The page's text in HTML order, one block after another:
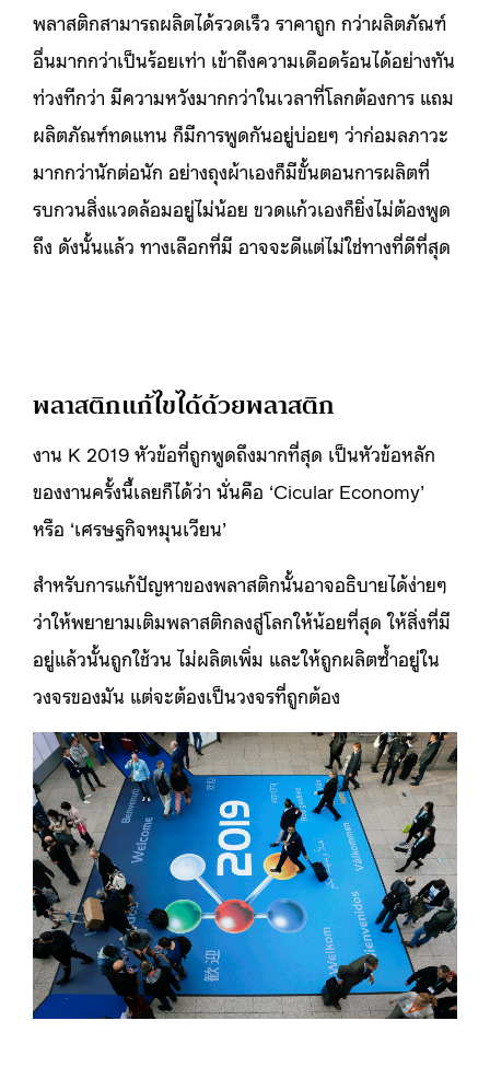
พลาสติกสามารถผลิตได้รวดเร็ว ราคาถูก กว่าผลิตภัณฑ์
อื่นมากกว่าเป็นร้อยเท่า เข้าถึงความเดือดร้อนได้อย่างทัน
ท่วงทีกว่า มีความหวังมากกว่าในเวลาที่โลกต้องการ แถม
ผลิตภัณฑ์ทดแทน ก็มีการพูดกันอยู่บ่อยๆ ว่าก่อมลภาวะ
มากกว่านักต่อนัก อย่างถุงผ้าเองก็มีขั้นตอนการผลิตที่
รบกวนสิ่งแวดล้อมอยู่ไม่น้อย ขวดแก้วเองก็ยิ่งไม่ต้องพูด
ถึง ดังนั้นแล้ว ทางเลือกที่มี อาจจะดีแต่ไม่ใช่ทางที่ดีที่สุด
พลาสติกแก้ไขได้ด้วยพลาสติก
งาน K 2019 หัวข้อที่ถูกพูดถึงมากที่สุด เป็นหัวข้อหลัก
ของงานครั้งนี้เลยก็ได้ว่า นั่นคือ ‘Cicular Economy’
หรือ ‘เศรษฐกิจหมุนเวียน’
สำหรับการแก้ปัญหาของพลาสติกนั้นอาจอธิบายได้ง่ายๆ
ว่าให้พยายามเติมพลาสติกลงสู่โลกให้น้อยที่สุด ให้สิ่งที่มี
อยู่แล้วนั้นถูกใช้วน ไม่ผลิตเพิ่ม และให้ถูกผลิตซ้ำอยู่ใน
วงจรของมัน แต่จะต้องเป็นวงจรที่ถูกต้อง